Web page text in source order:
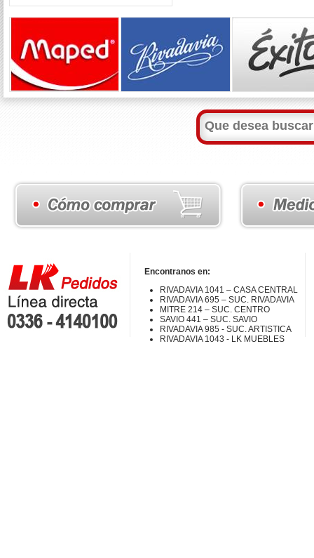
Encontranos en:
RIVADAVIA 1041 – CASA CENTRAL
RIVADAVIA 695 – SUC. RIVADAVIA
MITRE 214 – SUC. CENTRO
SAVIO 441 – SUC. SAVIO
RIVADAVIA 985 - SUC. ARTISTICA
RIVADAVIA 1043 - LK MUEBLES